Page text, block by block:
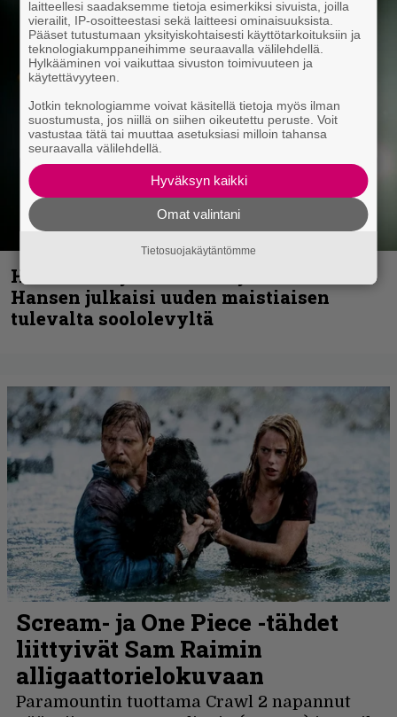
Helloween- ja Gamma Ray -mies Kai
Hansen julkaisi uuden maistiaisen
tulevalta soololevyltä
laitteellesi saadaksemme tietoja esimerkiksi sivuista, joilla
vierailit, IP-osoitteestasi sekä laitteesi ominaisuuksista.
Pääset tutustumaan yksityiskohtaisesti käyttötarkoituksiin ja
teknologiakumppaneihimme seuraavalla välilehdellä.
Hylkääminen voi vaikuttaa sivuston toimivuuteen ja
käytettävyyteen.
Jotkin teknologiamme voivat käsitellä tietoja myös ilman
suostumusta, jos niillä on siihen oikeutettu peruste. Voit
vastustaa tätä tai muuttaa asetuksiasi milloin tahansa
seuraavalla välilehdellä.
Hyväksyn kaikki
Omat valintani
Tietosuojakäytäntömme